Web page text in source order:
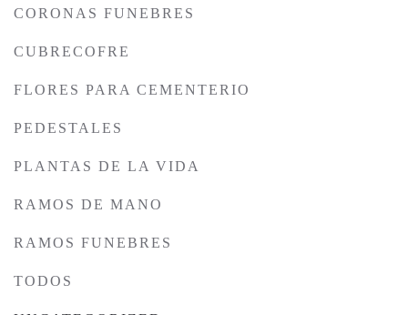
CORONAS FUNEBRES
CUBRECOFRE
FLORES PARA CEMENTERIO
PEDESTALES
PLANTAS DE LA VIDA
RAMOS DE MANO
RAMOS FUNEBRES
TODOS